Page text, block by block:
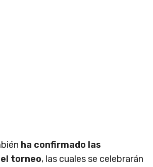
ha confirmado las
torneo, las cuales se celebrarán